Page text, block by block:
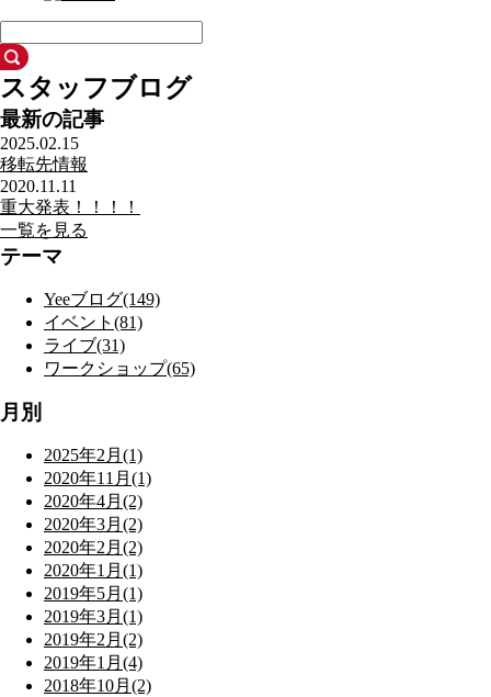
スタッフブログ
最新の記事
2025.02.15
移転先情報
2020.11.11
重大発表！！！！
一覧を見る
テーマ
Yeeブログ(149)
イベント(81)
ライブ(31)
ワークショップ(65)
月別
2025年2月(1)
2020年11月(1)
2020年4月(2)
2020年3月(2)
2020年2月(2)
2020年1月(1)
2019年5月(1)
2019年3月(1)
2019年2月(2)
2019年1月(4)
2018年10月(2)